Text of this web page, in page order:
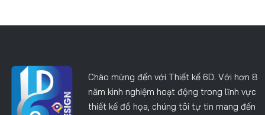
Chào mừng đến với Thiết kế 6D. Với hơn 8
năm kinh nghiệm hoạt động trong lĩnh vực
thiết kế đồ họa, chúng tôi tự tin mang đến